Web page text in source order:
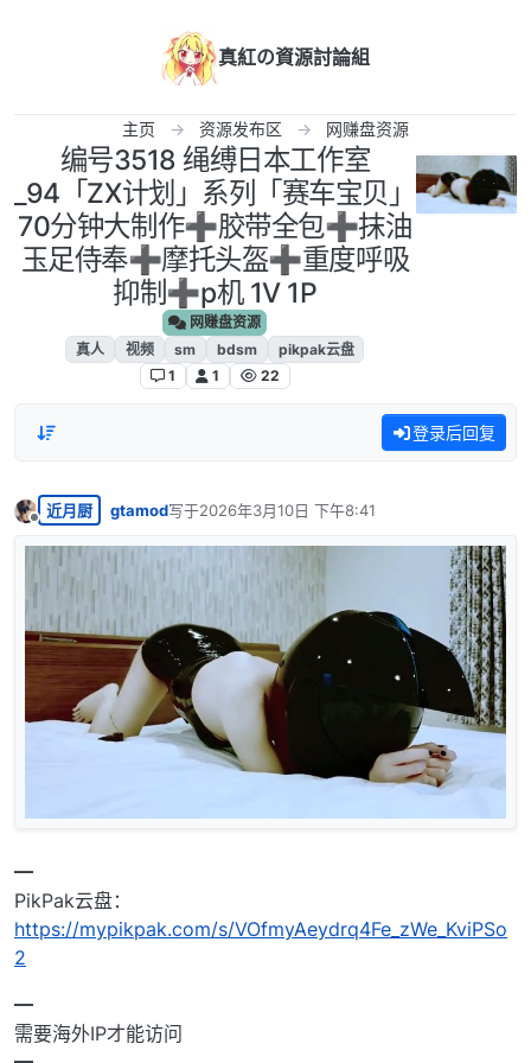
真紅の資源討論組
主页 资源发布区 网赚盘资源
编号3518 绳缚日本工作室
_94「ZX计划」系列「赛车宝贝」
70分钟大制作➕胶带全包➕抹油
玉足侍奉➕摩托头盔➕重度呼吸
抑制➕p机 1V 1P
网赚盘资源
真人
视频 sm bdsm
pikpak云盘
1
1 22
登录后回复
离线
近月厨 gtamod写于2026年3月10日 下午8:41
最后由 编辑
━
PikPak云盘：
https://mypikpak.com/s/VOfmyAeydrq4Fe_zWe_KviPSo
2
━
需要海外IP才能访问